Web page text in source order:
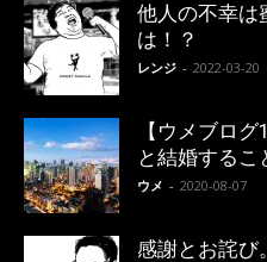
他人の不幸は
は！？
レンジ - 2022-03-20
【ウメブロ
と結婚するこ
ウメ - 2020-08-07
感謝とお詫び